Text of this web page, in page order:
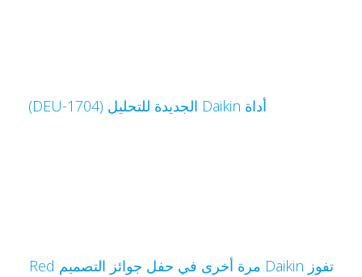
تفوز Daikin مرة أخرى في حفل جوائز التصميم Red